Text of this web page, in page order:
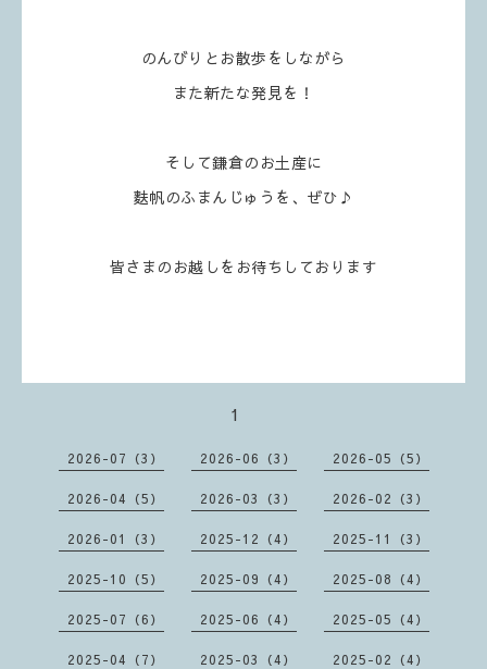
のんびりとお散歩をしながら
また新たな発見を！
そして鎌倉のお土産に
麩帆のふまんじゅうを、ぜひ♪
皆さまのお越しをお待ちしております
1
2026-07（3） 2026-06（3） 2026-05（5）
2026-04（5） 2026-03（3） 2026-02（3）
2026-01（3） 2025-12（4） 2025-11（3）
2025-10（5） 2025-09（4） 2025-08（4）
2025-07（6） 2025-06（4） 2025-05（4）
2025-04（7） 2025-03（4） 2025-02（4）